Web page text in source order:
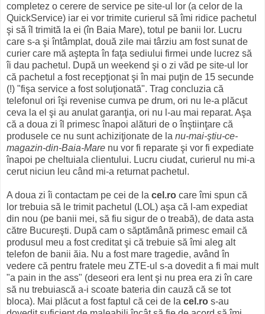
completez o cerere de service pe site-ul lor (a celor de la
QuickService) iar ei vor trimite curierul să îmi ridice pachetul
şi să îl trimită la ei (în Baia Mare), totul pe banii lor. Lucru
care s-a şi întâmplat, două zile mai târziu am fost sunat de
curier care mă aştepta în faţa sediului firmei unde lucrez să
îi dau pachetul. După un weekend şi o zi văd pe site-ul lor
că pachetul a fost recepţionat şi în mai puţin de 15 secunde
(!) "fişa service a fost soluţionată". Trag concluzia că
telefonul ori îşi revenise cumva pe drum, ori nu le-a plăcut
ceva la el şi au anulat garanţia, ori nu l-au mai reparat. Aşa
că a doua zi îl primesc înapoi alături de o înştiinţare că
produsele ce nu sunt achiziţionate de la nu-mai-ştiu-ce-
magazin-din-Baia-Mare nu vor fi reparate şi vor fi expediate
înapoi pe cheltuiala clientului. Lucru ciudat, curierul nu mi-a
cerut niciun leu când mi-a returnat pachetul.
A doua zi îi contactam pe cei de la cel.ro care îmi spun că
lor trebuia să le trimit pachetul (LOL) aşa că l-am expediat
din nou (pe banii mei, să fiu sigur de o treabă), de data asta
către Bucureşti. După cam o săptămână primesc email că
produsul meu a fost creditat şi că trebuie să îmi aleg alt
telefon de banii ăia. Nu a fost mare tragedie, având în
vedere că pentru fratele meu ZTE-ul s-a dovedit a fi mai mult
"a pain in the ass" (deseori era lent şi nu prea era zi în care
să nu trebuiască a-i scoate bateria din cauză că se tot
bloca). Mai plăcut a fost faptul că cei de la cel.ro s-au